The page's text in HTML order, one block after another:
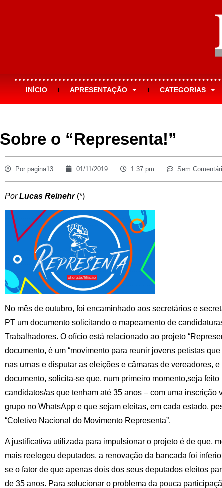
INÍCIO APRESENTAÇÃO CATEGORIAS
Sobre o “Representa!”
Por pagina13 01/11/2019 1:37 pm Sem
PorLucas Reinehr(*)
No mês de outubro, foi encaminhado aos secretários e
PT um documento solicitando o mapeamento de
Trabalhadores. O ofício está relacionado ao projeto
documento, é um “movimento para reunir jovens petistas
nas urnas e disputar as eleições e câmaras de vereadores,
documento, solicita-se que, num primeiro momento,seja
candidatos/as que tenham até 35 anos – com uma inscrição
grupo no WhatsApp e que sejam eleitas, em cada estado,
“Coletivo Nacional do Movimento Representa”.
A justificativa utilizada para impulsionar o projeto é de que,
mais reelegeu deputados, a renovação da bancada foi
se o fator de que apenas dois dos seus deputados eleitos
de 35 anos. Para solucionar o problema da pouca